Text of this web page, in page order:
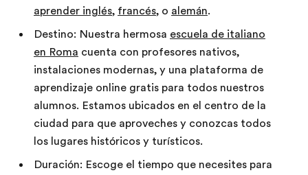
aprender inglés, francés, o alemán.
Destino: Nuestra hermosa escuela de italiano
en Roma cuenta con profesores nativos,
instalaciones modernas, y una plataforma de
aprendizaje online gratis para todos nuestros
alumnos. Estamos ubicados en el centro de la
ciudad para que aproveches y conozcas todos
los lugares históricos y turísticos.
Duración: Escoge el tiempo que necesites para